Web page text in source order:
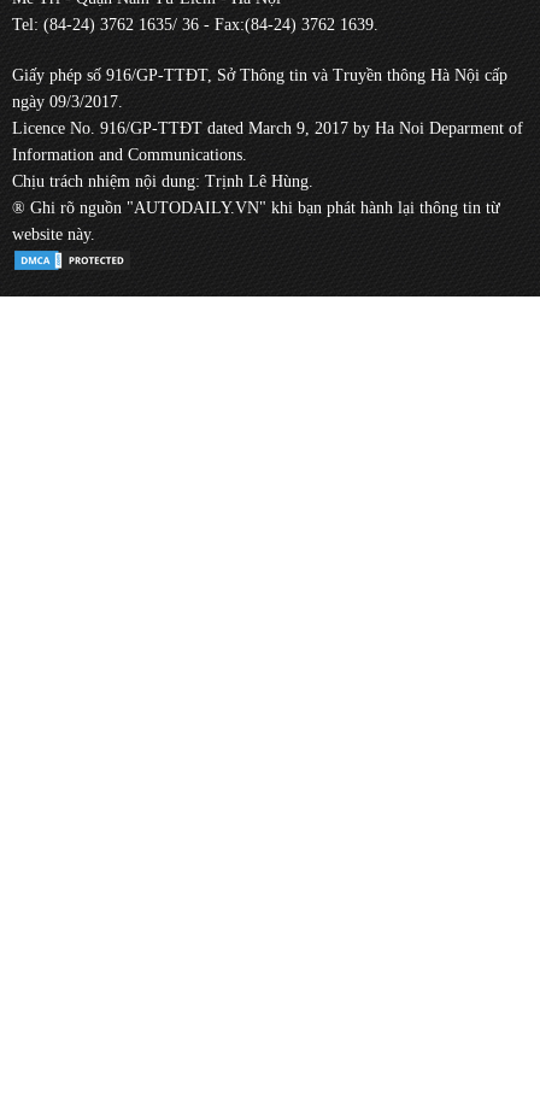
Tel: (84-24) 3762 1635/ 36 - Fax:(84-24) 3762 1639.
Giấy phép số 916/GP-TTĐT, Sở Thông tin và Truyền thông Hà Nội cấp
ngày 09/3/2017.
Licence No. 916/GP-TTĐT dated March 9, 2017 by Ha Noi Deparment of
Information and Communications.
Chịu trách nhiệm nội dung: Trịnh Lê Hùng.
® Ghi rõ nguồn "AUTODAILY.VN" khi bạn phát hành lại thông tin từ
website này.